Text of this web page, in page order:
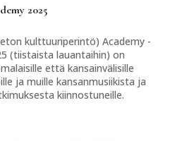
2025
kulttuuriperintö) Academy -
(tiistaista lauantaihin) on
että kansainvälisille
ja muille kansanmusiikista ja
kiinnostuneille.